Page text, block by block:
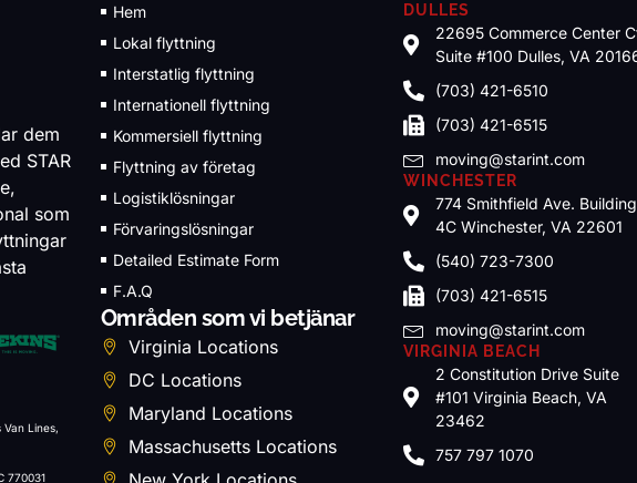
dem
STAR
som
Lines,
770031
Hem
Lokal flyttning
Interstatlig flyttning
Internationell flyttning
Kommersiell flyttning
Flyttning av företag
Logistiklösningar
Förvaringslösningar
Detailed Estimate Form
F.A.Q
Områden som vi betjänar
Virginia Locations
DC Locations
Maryland Locations
Massachusetts Locations
DULLES
22695 Commerce Center
Suite #100 Dulles, VA
(703) 421-6510
(703) 421-6515
moving@starint.com
WINCHESTER
774 Smithfield Ave. Building
4C Winchester, VA 22601
(540) 723-7300
(703) 421-6515
moving@starint.com
VIRGINIA BEACH
2 Constitution Drive Suite
#101 Virginia Beach, VA
23462
757 797 1070